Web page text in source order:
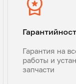
Гарантия на
работы и
запчасти